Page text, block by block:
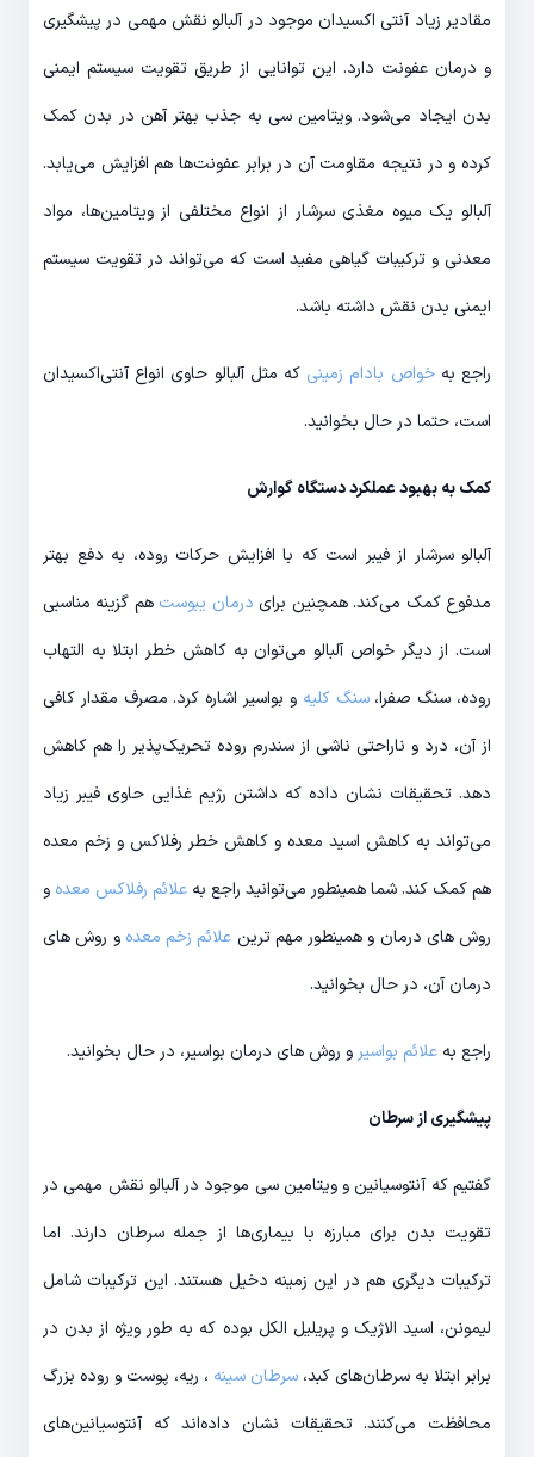
مقادیر زیاد آنتی اکسیدان موجود در آلبالو نقش مهمی در پیشگیری
و درمان عفونت دارد. این توانایی از طریق تقویت سیستم ایمنی
بدن ایجاد می‌شود. ویتامین سی به جذب بهتر آهن در بدن کمک
کرده و در نتیجه مقاومت آن در برابر عفونت‌ها هم افزایش می‌یابد.
آلبالو یک میوه مغذی سرشار از انواع مختلفی از ویتامین‌ها، مواد
معدنی و ترکیبات گیاهی مفید است که می‌تواند در تقویت سیستم
ایمنی بدن نقش داشته باشد.
راجع بهخواص بادام زمینی که مثل آلبالو حاوی انواع آنتی‌اکسیدان
است، حتما در حال بخوانید.
کمک به بهبود عملکرد دستگاه گوارش
آلبالو سرشار از فیبر است که با افزایش حرکات روده، به دفع بهتر
مدفوع کمک می‌کند. همچنین برای درمان یبوست هم گزینه مناسبی
است. از دیگر خواص آلبالو می‌توان به کاهش خطر ابتلا به التهاب
روده، سنگ صفرا،سنگ کلیه و بواسیر اشاره کرد. مصرف مقدار کافی
از آن، درد و ناراحتی ناشی از سندرم روده تحریک‌پذیر را هم کاهش
دهد. تحقیقات نشان داده که داشتن رژیم غذایی حاوی فیبر زیاد
می‌تواند به کاهش اسید معده و کاهش خطر رفلاکس و زخم معده
هم کمک کند. شما همینطور می‌توانید راجع به علائم رفلاکس معده و
روش های درمان و همینطور مهم‌ ترین علائم زخم معده و روش های
درمان آن، در حال بخوانید.
راجع به علائم بواسیر و روش های درمان بواسیر، در حال بخوانید.
پیشگیری از سرطان
گفتیم که آنتوسیانین و ویتامین سی موجود در آلبالو نقش مهمی در
تقویت بدن برای مبارزه با بیماری‌ها از جمله سرطان دارند. اما
ترکیبات دیگری هم در این زمینه دخیل هستند. این ترکیبات شامل
لیمونن، اسید الاژیک و پریلیل الکل بوده که به طور ویژه از بدن در
برابر ابتلا به سرطان‌های کبد، سرطان سینه ، ریه، پوست و روده بزرگ
محافظت می‌کنند. تحقیقات نشان داده‌‌اند که آنتوسیانین‌های